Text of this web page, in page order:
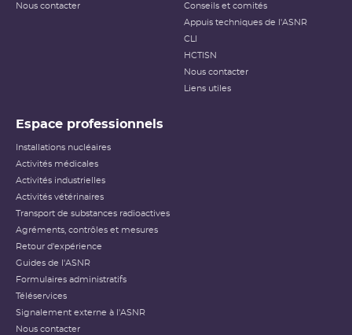
Nous contacter
Conseils et comités
Appuis techniques de l'ASNR
CLI
HCTISN
Nous contacter
Liens utiles
Espace professionnels
Installations nucléaires
Activités médicales
Activités industrielles
Activités vétérinaires
Transport de substances radioactives
Agréments, contrôles et mesures
Retour d'expérience
Guides de l'ASNR
Formulaires administratifs
Téléservices
Signalement externe à l'ASNR
Nous contacter